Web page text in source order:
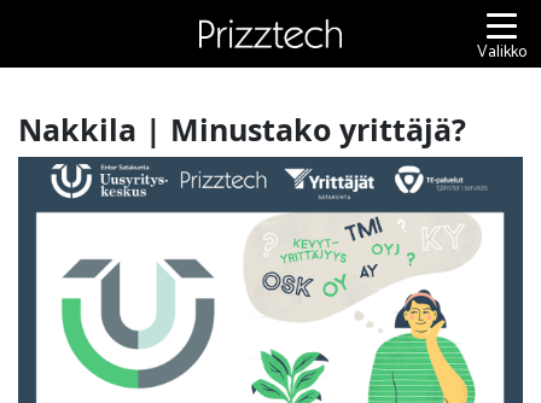
Valikko
Nakkila | Minustako yrittäjä?